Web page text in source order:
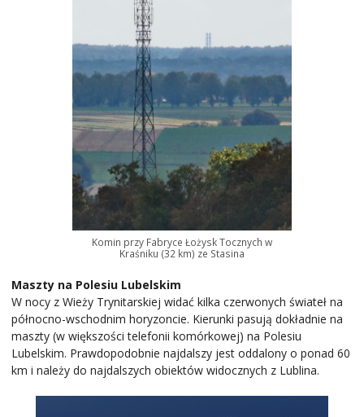
Komin przy Fabryce Łożysk Tocznych w
Kraśniku (32 km) ze Stasina
Maszty na Polesiu Lubelskim
W nocy z Wieży Trynitarskiej widać kilka czerwonych świateł na
północno-wschodnim horyzoncie. Kierunki pasują dokładnie na
maszty (w większości telefonii komórkowej) na Polesiu
Lubelskim. Prawdopodobnie najdalszy jest oddalony o ponad 60
km i należy do najdalszych obiektów widocznych z Lublina.